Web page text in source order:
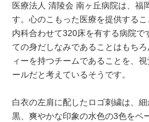
医療法人 清陵会 南ヶ丘病院は、福
す。心のこもった医療を提供する
内科合わせて320床を有する病院で
ての身だしなみであることはもち
ィーを持つチームであることを、
ールだと考えているそうです。
白衣の左肩に配したロゴ刺繍は、細
黒、爽やかな印象の水色の3色をベ